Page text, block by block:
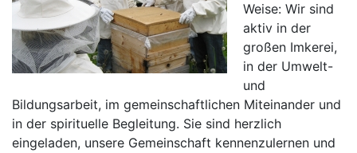
Weise: Wir sind
aktiv in der
großen Imkerei,
in der Umwelt-
und
Bildungsarbeit, im gemeinschaftlichen Miteinander und
in der spirituelle Begleitung. Sie sind herzlich
eingeladen, unsere Gemeinschaft kennenzulernen und